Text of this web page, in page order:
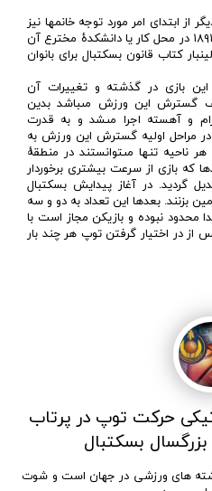
از ابتداى امر مورد توجه خانمها نيز
قرار گرفت و اولين تيم بانوان در سال ۱۸۹۱ در محل کار يا دانشکدهٔ مخترع آن
براى اولينبار کتاب قانون بسکتبال براى بانوان
بازى در گذشته و تغييرات آن
گسترش اين ورزش مىباشد بدين
و آهسته اجرا مىشد و به قدرت
مراحل اوليه گسترش اين ورزش به
تنها مىتوانستند در منطقهٔ
که بازى از سرعت بيشترى برخوردار
گرديد. در آغاز پيدايش بسکتبال
بزنند. بعدها اين تعداد به دو و سه
محدود نبوده و بازيکن مجاز است با
در اختيار گرفتن توپ هر چند بار
حرکت توپ در پرتاب
بسکتبال
رشته های ورزشی در جهان است و شوت